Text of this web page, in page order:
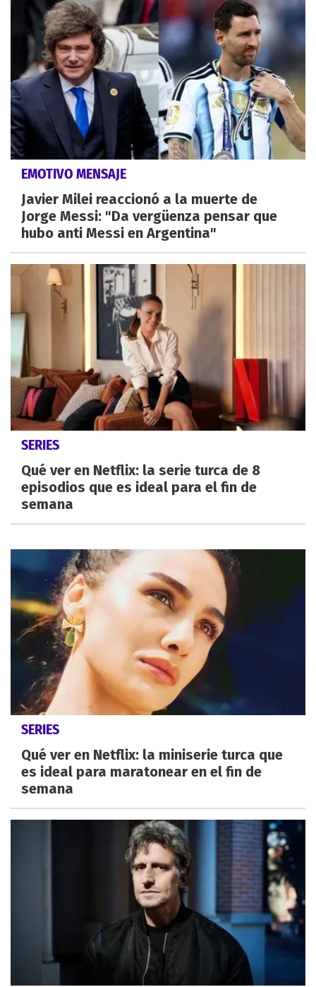
EMOTIVO MENSAJE
Javier Milei reaccionó a la muerte de
Jorge Messi: "Da vergüenza pensar que
hubo anti Messi en Argentina"
SERIES
Qué ver en Netflix: la serie turca de 8
episodios que es ideal para el fin de
semana
SERIES
Qué ver en Netflix: la miniserie turca que
es ideal para maratonear en el fin de
semana